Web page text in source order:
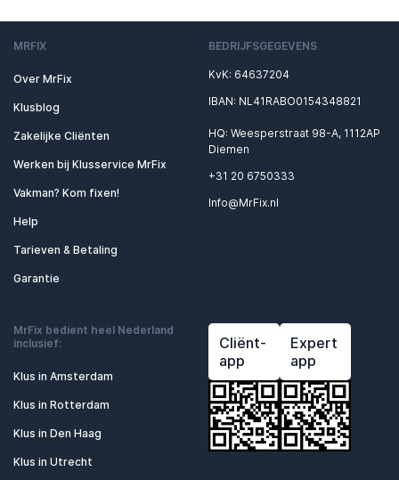
MRFIX
Over MrFix
Klusblog
Zakelijke Cliënten
Werken bij Klusservice MrFix
Vakman? Kom fixen!
Help
Tarieven & Betaling
Garantie
BEDRIJFSGEGEVENS
KvK: 64637204
IBAN: NL41RABO0154348821
HQ: Weesperstraat 98-A, 1112AP
Diemen
+31 20 6750333
Info@MrFix.nl
MrFix bedient heel Nederland
inclusief:
Klus in Amsterdam
Klus in Rotterdam
Klus in Den Haag
Klus in Utrecht
Cliënt-
app
Expert
app